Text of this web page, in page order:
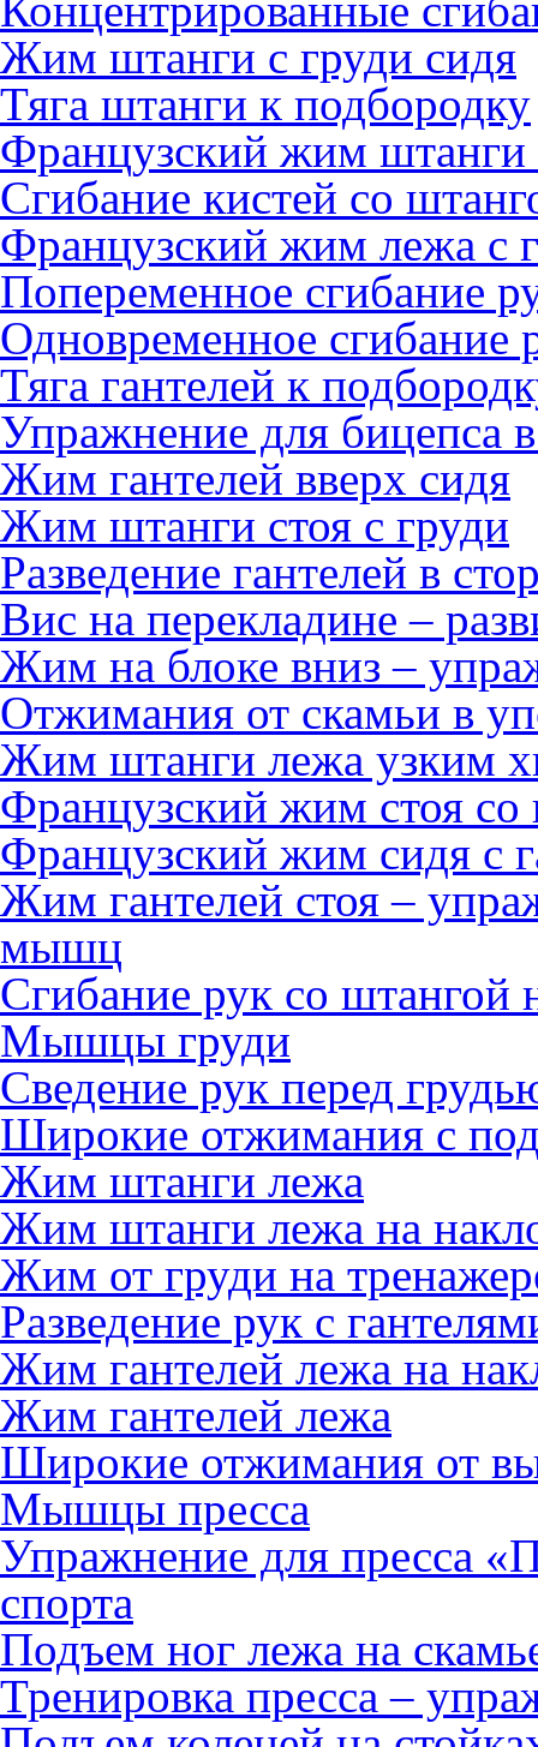
Жим штанги с груди сидя
Тяга штанги к подбородку
Французский жим штанги
Сгибание кистей со
Французский жим лежа с
Попеременное сгибание
Одновременное сгибание
Тяга гантелей к
Упражнение для бицепса
Жим гантелей вверх сидя
Жим штанги стоя с груди
Разведение гантелей в
Вис на перекладине –
Жим на блоке вниз –
Отжимания от скамьи в
Жим штанги лежа узким
Французский жим стоя со
Французский жим сидя с
Жим гантелей стоя –
мышц
Сгибание рук со штангой
Мышцы груди
Сведение рук перед
Широкие отжимания с
Жим штанги лежа
Жим штанги лежа на
Жим от груди на
Разведение рук с
Жим гантелей лежа на
Жим гантелей лежа
Широкие отжимания от
Мышцы пресса
Упражнение для пресса
спорта
Подъем ног лежа на
Тренировка пресса –